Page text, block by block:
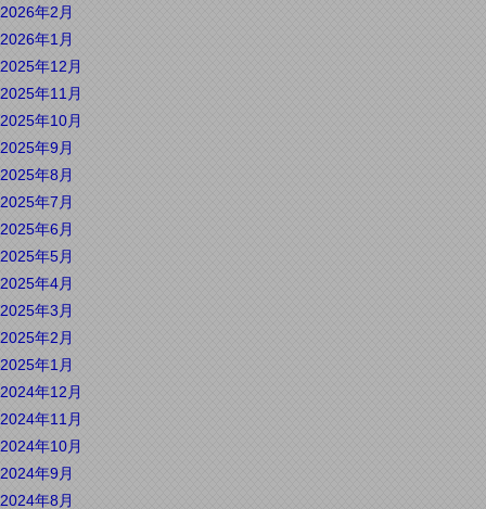
2026年2月
2026年1月
2025年12月
2025年11月
2025年10月
2025年9月
2025年8月
2025年7月
2025年6月
2025年5月
2025年4月
2025年3月
2025年2月
2025年1月
2024年12月
2024年11月
2024年10月
2024年9月
2024年8月